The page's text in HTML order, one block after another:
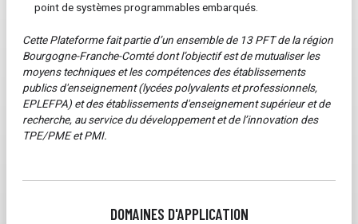
point de systèmes programmables embarqués.
Cette Plateforme fait partie d’un ensemble de 13 PFT de la région
Bourgogne-Franche-Comté dont l’objectif est de mutualiser les
moyens techniques et les compétences des établissements
publics d'enseignement (lycées polyvalents et professionnels,
EPLEFPA) et des établissements d'enseignement supérieur et de
recherche, au service du développement et de l’innovation des
TPE/PME et PMI.
DOMAINES D'APPLICATION